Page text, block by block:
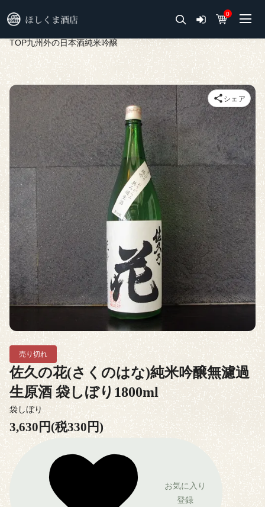
0
TOP九州外の日本酒純米吟醸
売り切れ
佐久の花(さくのはな)純米吟醸無濾過
生原酒 袋しぼり1800ml
袋しぼり
3,630円(税330円)
お気に入り
登録
シェア